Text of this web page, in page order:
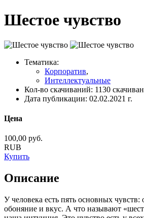
Шестое чувство
Тематика:
Корпоратив,
Интеллектуальные
Кол-во скачиваний: 1130
Дата публикации: 02.02.2021 г.
Цена
100,00 руб.
RUB
Купить
Описание
У человека есть пять основных чувств:
обоняние и вкус. А что называют